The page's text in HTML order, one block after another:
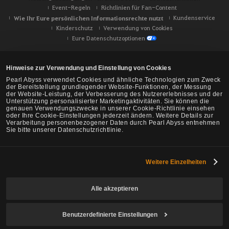
Hinweise zur Verwendung und Einstellung von Cookies
Pearl Abyss verwendet Cookies und ähnliche Technologien zum Zweck
der Bereitstellung grundlegender Website-Funktionen, der Messung
der Website-Leistung, der Verbesserung des Nutzererlebnisses und der
Unterstützung personalisierter Marketingaktivitäten. Sie können die
genauen Verwendungszwecke in unserer Cookie-Richtlinie einsehen
oder Ihre Cookie-Einstellungen jederzeit ändern. Weitere Details zur
Verarbeitung personenbezogener Daten durch Pearl Abyss entnehmen
Sie bitte unserer Datenschutzrichtlinie.
Weitere Einzelheiten
Alle akzeptieren
Benutzerdefinierte Einstellungen
Event-Regeln
Richtlinien für Fan-Content
Wie Ihr Eure persönlichen Informationsrechte nutzt
Kundenservice
Kinderschutz
Verwendung von Cookies
Eure Datenschutzoptionen
Black Desert -NA/EU/Ozeanien